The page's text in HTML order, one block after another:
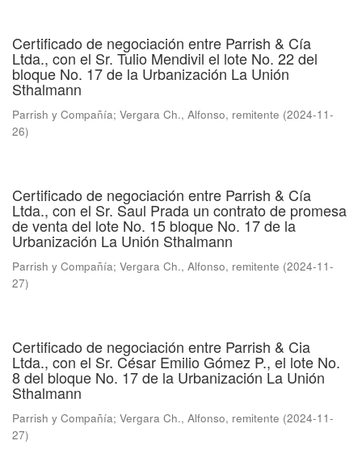
Certificado de negociación entre Parrish & Cía
Ltda., con el Sr. Tulio Mendivil el lote No. 22 del
bloque No. 17 de la Urbanización La Unión
Sthalmann
Parrish y Compañía; Vergara Ch., Alfonso, remitente (2024-11-
26)
Certificado de negociación entre Parrish & Cía
Ltda., con el Sr. Saul Prada un contrato de promesa
de venta del lote No. 15 bloque No. 17 de la
Urbanización La Unión Sthalmann
Parrish y Compañía; Vergara Ch., Alfonso, remitente (2024-11-
27)
Certificado de negociación entre Parrish & Cia
Ltda., con el Sr. César Emilio Gómez P., el lote No.
8 del bloque No. 17 de la Urbanización La Unión
Sthalmann
Parrish y Compañía; Vergara Ch., Alfonso, remitente (2024-11-
27)